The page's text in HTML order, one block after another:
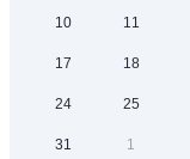
10 11
17 18
24 25
31 1